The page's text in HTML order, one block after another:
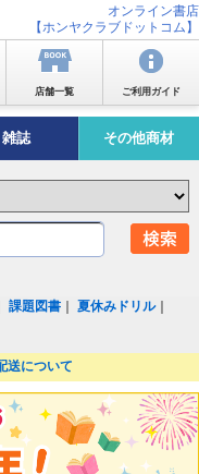
オンライン書店
【ホンヤクラブドットコム】
店舗一覧 ご利用ガイド
雑誌 その他商材
｜課題図書 ｜夏休みドリル｜
送について